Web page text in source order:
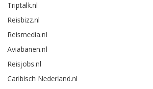
Triptalk.nl
Reisbizz.nl
Reismedia.nl
Aviabanen.nl
Reisjobs.nl
Caribisch Nederland.nl